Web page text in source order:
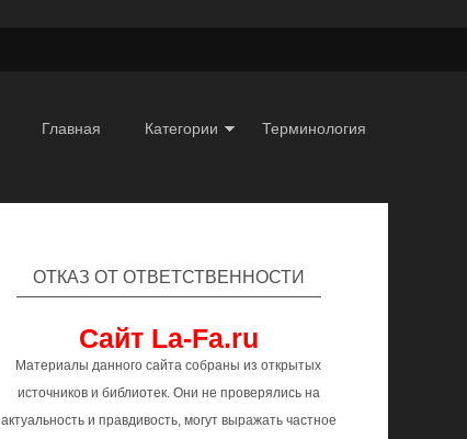
Главная Категории Терминология
ОТКАЗ ОТ ОТВЕТСТВЕННОСТИ
Сайт La-Fa.ru
Материалы данного сайта собраны из открытых
источников и библиотек. Они не проверялись на
актуальность и правдивость, могут выражать частное